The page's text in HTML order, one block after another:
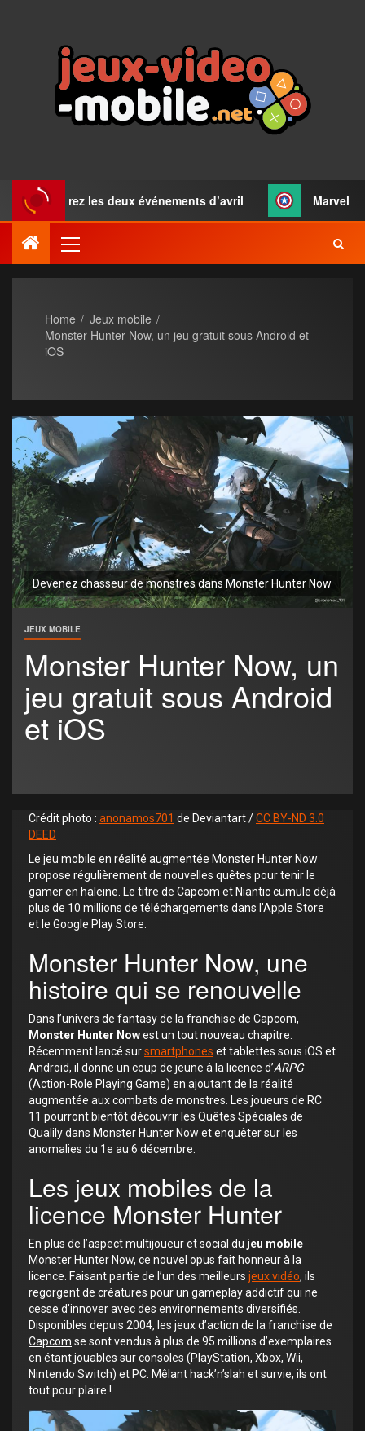
les deux événements d’avril Marvel :
Home
Jeux mobile
Monster Hunter Now, un jeu gratuit sous Android et
iOS
Devenez chasseur de monstres dans Monster Hunter Now
JEUX MOBILE
Monster Hunter Now, un
jeu gratuit sous Android
et iOS
Crédit photo : anonamos701 de Deviantart /CC BY-ND 3.0
DEED
Le jeu mobile en réalité augmentée Monster Hunter Now
propose régulièrement de nouvelles quêtes pour tenir le
gamer en haleine. Le titre de Capcom et Niantic cumule déjà
plus de 10 millions de téléchargements dans l’Apple Store
et le Google Play Store.
Monster Hunter Now, une
histoire qui se renouvelle
Dans l’univers de fantasy de la franchise de Capcom,
Monster Hunter Nowest un tout nouveau chapitre.
Récemment lancé sursmartphones et tablettes sous iOS et
Android, il donne un coup de jeune à la licence d’ARPG
(Action-Role Playing Game) en ajoutant de la réalité
augmentée aux combats de monstres. Les joueurs de RC
11 pourront bientôt découvrir les Quêtes Spéciales de
Qualily dans Monster Hunter Now et enquêter sur les
anomalies du 1e au 6 décembre.
Les jeux mobiles de la
licence Monster Hunter
En plus de l’aspect multijoueur et social du jeu mobile
Monster Hunter Now, ce nouvel opus fait honneur à la
licence. Faisant partie de l’un des meilleurs jeux vidéo, ils
regorgent de créatures pour un gameplay addictif qui ne
cesse d’innover avec des environnements diversifiés.
Disponibles depuis 2004, les jeux d’action de la franchise de
Capcom se sont vendus à plus de 95 millions d’exemplaires
en étant jouables sur consoles (PlayStation, Xbox, Wii,
Nintendo Switch) et PC. Mêlant hack’n’slah et survie, ils ont
tout pour plaire !